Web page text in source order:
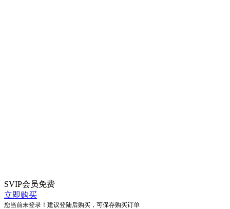
SVIP会员免费
立即购买
您当前未登录！建议登陆后购买，可保存购买订单